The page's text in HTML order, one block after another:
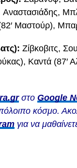
Μαστούρ),
Ζίβκοβιτς,
Καντά (87′
στο Google
κόσμο.
για να